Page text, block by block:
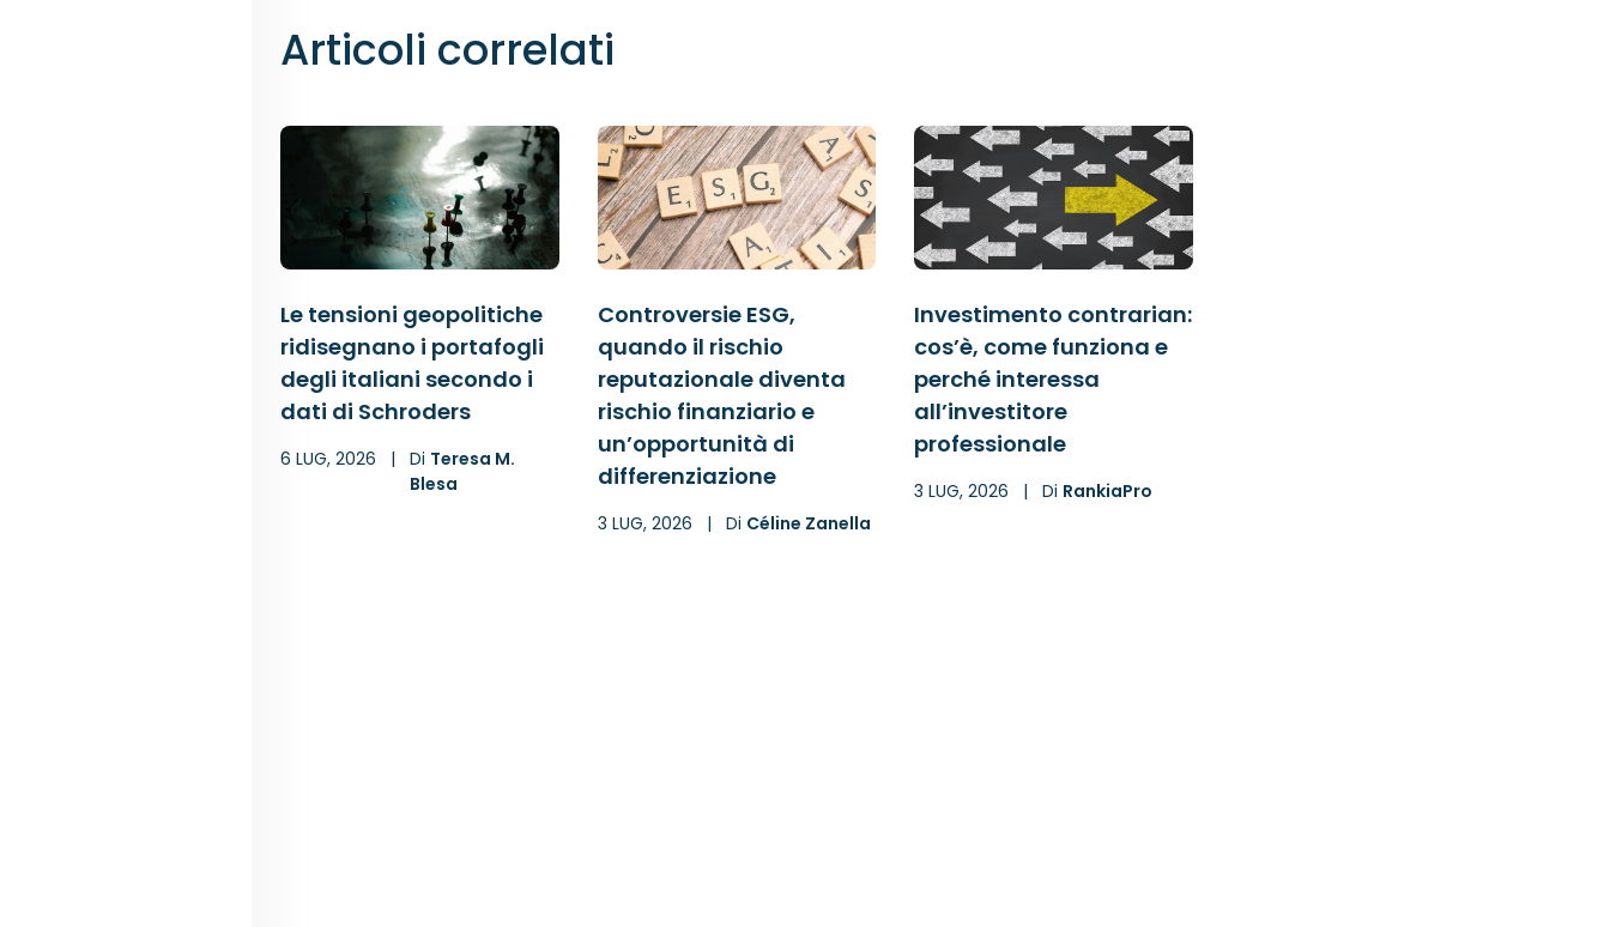
Articoli correlati
Le tensioni geopolitiche
ridisegnano i portafogli
degli italiani secondo i
dati di Schroders
6 LUG, 2026 | Di Teresa M.
Blesa
Controversie ESG,
quando il rischio
reputazionale diventa
rischio finanziario e
un’opportunità di
differenziazione
3 LUG, 2026 | Di Céline Zanella
Investimento contrarian:
cos’è, come funziona e
perché interessa
all’investitore
professionale
3 LUG, 2026 |Di RankiaPro